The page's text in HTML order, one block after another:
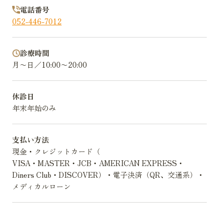
電話番号
052-446-7012
診療時間
月〜日／10:00〜20:00
休診日
年末年始のみ
支払い方法
現金・クレジットカード（
VISA・MASTER・JCB・AMERICAN EXPRESS・
Diners Club・DISCOVER）・電子決済（QR、交通系）・
メディカルローン